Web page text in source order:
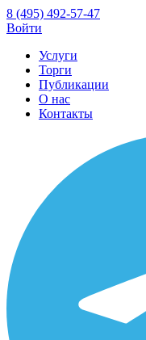
8 (495) 492-57-47
Войти
Услуги
Торги
Публикации
О нас
Контакты